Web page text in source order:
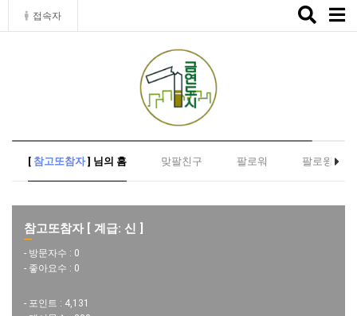
접속자
Toggle
[ 참고또참자] 님의 홈 맞팔친구 팔로워 팔로윙
참고또참자 [ 계급: 신 ]
- 방문자수 : 0
- 좋아요수 : 0
- 포인트 : 4,131